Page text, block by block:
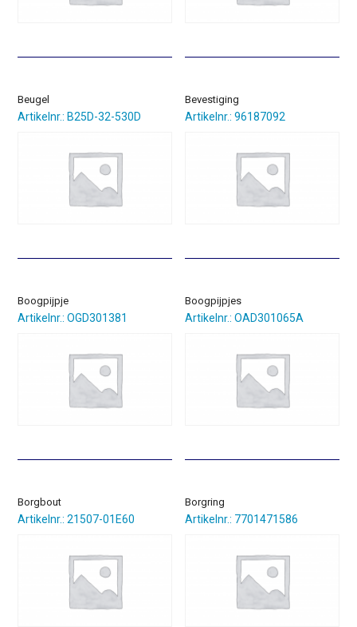
Beugel
Artikelnr.: B25D-32-530D
Bevestiging
Artikelnr.: 96187092
Boogpijpje
Artikelnr.: OGD301381
Boogpijpjes
Artikelnr.: OAD301065A
Borgbout
Artikelnr.: 21507-01E60
Borgring
Artikelnr.: 7701471586